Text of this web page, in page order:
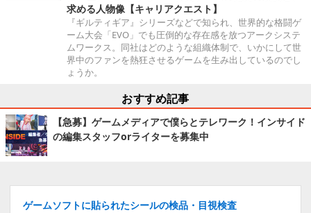
求める人物像【キャリアクエスト】
『ギルティギア』シリーズなどで知られ、世界的な格闘ゲ
ーム大会「EVO」でも圧倒的な存在感を放つアークシステ
ムワークス。同社はどのような組織体制で、いかにして世
界中のファンを熱狂させるゲームを生み出しているのでし
ょうか。
おすすめ記事
【急募】ゲームメディアで僕らとテレワーク！インサイド
の編集スタッフorライターを募集中
ゲームソフトに貼られたシールの検品・目視検査